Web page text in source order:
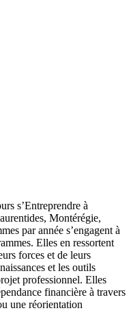
s’Entreprendre à
Montérégie,
par année s’engagent à
Elles en ressortent
forces et de leurs
et les outils
professionnel. Elles
financière à travers
une réorientation